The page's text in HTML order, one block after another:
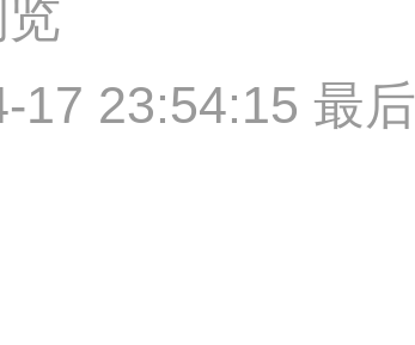
17 23:54:15 最